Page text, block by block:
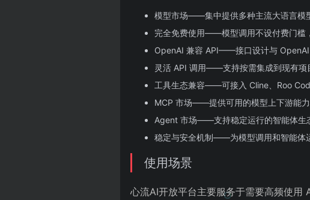
模型市场——集中提供多种主流大语言模
完全免费使用——模型调用不设付费门槛
OpenAI 兼容 API——接口设计与 OpenAI
灵活 API 调用——支持按需集成到现有项
工具生态兼容——可接入 Cline、Roo
MCP 市场——提供可用的模型上下游能
Agent 市场——支持稳定运行的智能体生
稳定与安全机制——为模型调用和智能体
使用场景
心流AI开放平台主要服务于需要高频使用